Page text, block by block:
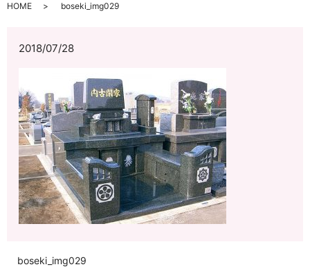
HOME boseki_img029
2018/07/28
boseki_img029